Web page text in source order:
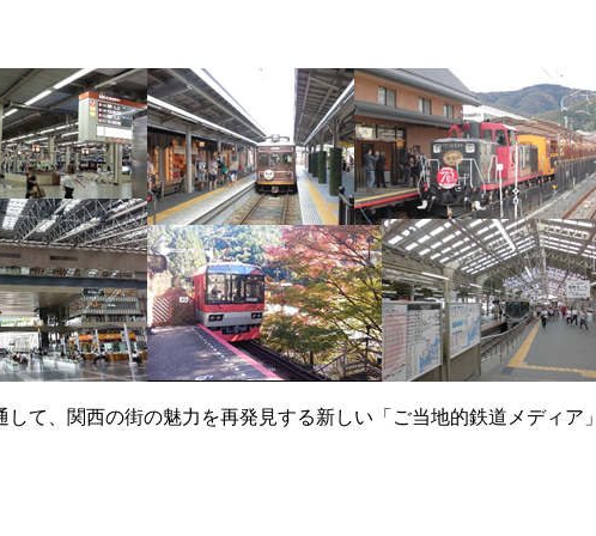
て、関西の街の魅力を再発見する新しい「ご当地的鉄道メディア